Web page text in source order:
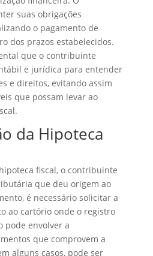
suas obrigações
o pagamento de
dos prazos estabelecidos.
que o contribuinte
e jurídica para entender
e direitos, evitando assim
que possam levar ao
da Hipoteca
fiscal, o contribuinte
que deu origem ao
é necessário solicitar a
ao cartório onde o registro
pode envolver a
que comprovem a
alguns casos, pode ser